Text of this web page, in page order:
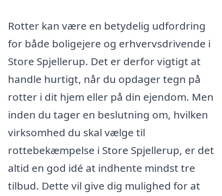
Rotter kan være en betydelig udfordring
for både boligejere og erhvervsdrivende i
Store Spjellerup. Det er derfor vigtigt at
handle hurtigt, når du opdager tegn på
rotter i dit hjem eller på din ejendom. Men
inden du tager en beslutning om, hvilken
virksomhed du skal vælge til
rottebekæmpelse i Store Spjellerup, er det
altid en god idé at indhente mindst tre
tilbud. Dette vil give dig mulighed for at